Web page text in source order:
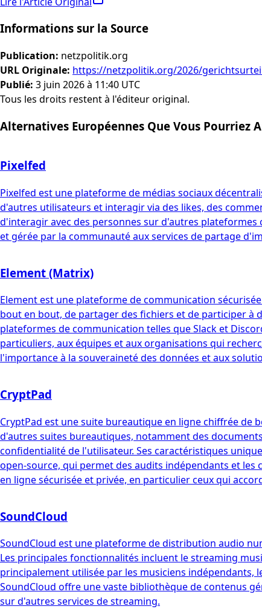
Informations sur la Source
Publication: netzpolitik.org
URL Originale: https://netzpolitik.org/2026/
Publié: 3 juin 2026 à 11:40 UTC
Tous les droits restent à l'éditeur original.
Alternatives Européennes Que Vous Pourriez
Pixelfed
Pixelfed est une plateforme de médias sociaux
d'autres utilisateurs et interagir via des likes, des
d'interagir avec des personnes sur d'autres
et gérée par la communauté aux services de partage
Element (Matrix)
Element est une plateforme de communication
bout en bout, de partager des fichiers et de participer à
plateformes de communication telles que Slack et
particuliers, aux équipes et aux organisations qui
l'importance à la souveraineté des données et aux
CryptPad
CryptPad est une suite bureautique en ligne chiffrée
d'autres suites bureautiques, notamment des
confidentialité de l'utilisateur. Ses caractéristiques
open-source, qui permet des audits indépendants et
en ligne sécurisée et privée, en particulier ceux qui
SoundCloud
SoundCloud est une plateforme de distribution audio
Les principales fonctionnalités incluent le streaming
principalement utilisée par les musiciens indépendants,
SoundCloud offre une vaste bibliothèque de contenus
sur d'autres services de streaming.